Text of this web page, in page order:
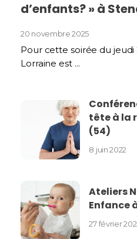
d’enfants? » à
20 novembre 2025
Pour cette soirée du jeudi
Lorraine est ...
tête à la
(54)
8 juin 2022
Ateliers
Enfance
27 février